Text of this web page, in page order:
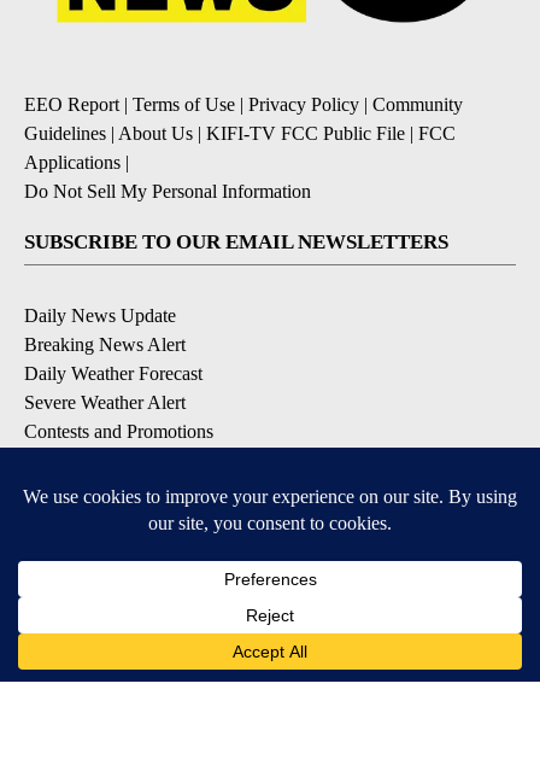
EEO Report | Terms of Use | Privacy Policy | Community
Guidelines | About Us | KIFI-TV FCC Public File | FCC
Applications |
Do Not Sell My Personal Information
SUBSCRIBE TO OUR EMAIL NEWSLETTERS
Daily News Update
Breaking News Alert
Daily Weather Forecast
Severe Weather Alert
Contests and Promotions